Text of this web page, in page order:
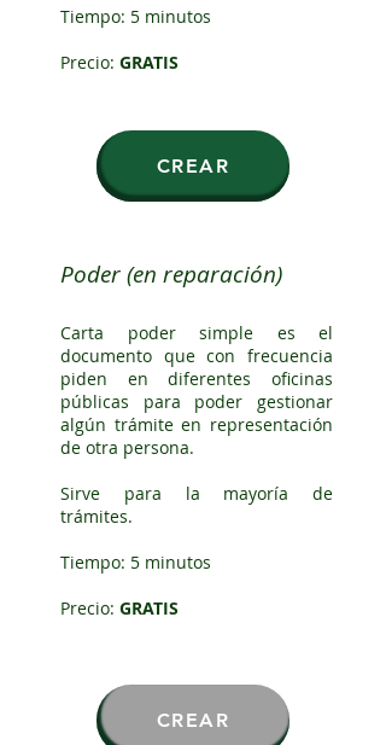
Tiempo: 5 minutos
Precio: GRATIS
CREAR
Poder (en reparación)
Carta poder simple es el
documento que con frecuencia
piden en diferentes oficinas
públicas para poder gestionar
algún trámite en representación
de otra persona.
Sirve para la mayoría de
trámites.
Tiempo: 5 minutos
Precio: GRATIS
CREAR